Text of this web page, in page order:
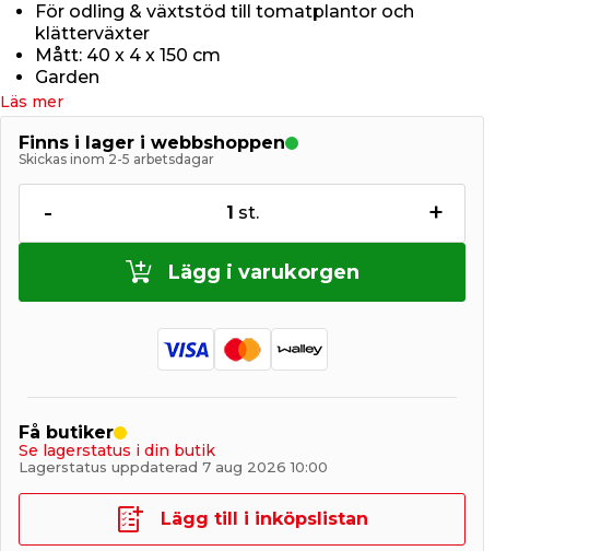
För odling & växtstöd till tomatplantor och
klätterväxter
Mått: 40 x 4 x 150 cm
Garden
Läs mer
Finns i lager i webbshoppen
Skickas inom 2-5 arbetsdagar
- 1 st. +
Lägg i varukorgen
Få butiker
Se lagerstatus i din butik
Lagerstatus uppdaterad 7 aug 2026 10:00
Lägg till i inköpslistan